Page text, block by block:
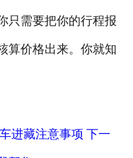
只需要把你的行程报
算价格出来。你就知
进藏注意事项 下一